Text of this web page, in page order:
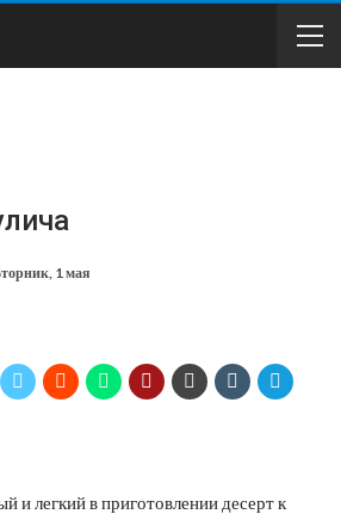
1 мая
и легкий в приготовлении десерт к